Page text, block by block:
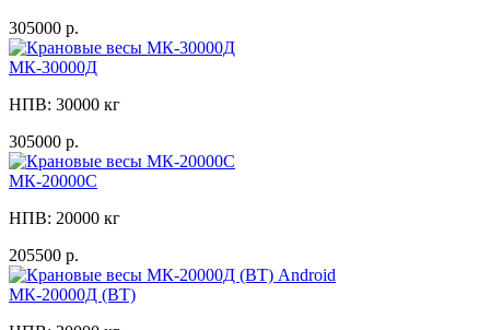
305000 р.
МК-30000Д
НПВ: 30000 кг
305000 р.
МК-20000C
НПВ: 20000 кг
205500 р.
МК-20000Д (ВТ)